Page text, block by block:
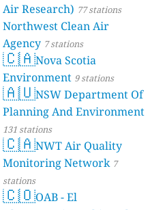
Air Research) 77 stations
Northwest Clean Air
Agency 7 stations
🇨🇦Nova Scotia
Environment 9 stations
🇦🇺NSW Department Of
Planning And Environment
131 stations
🇨🇦NWT Air Quality
Monitoring Network 7
stations
🇨🇴OAB - El